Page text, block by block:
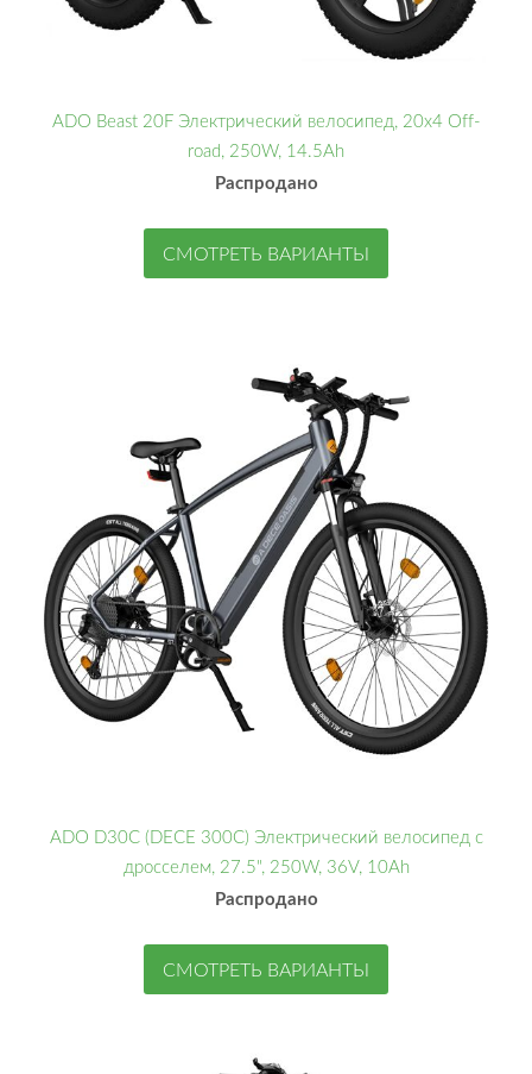
ADO Beast 20F Электрический велосипед, 20x4 Off-
road, 250W, 14.5Ah
Распродано
СМОТРЕТЬ ВАРИАНТЫ
ADO D30C (DECE 300C) Электрический велосипед с
дросселем, 27.5", 250W, 36V, 10Ah
Распродано
СМОТРЕТЬ ВАРИАНТЫ